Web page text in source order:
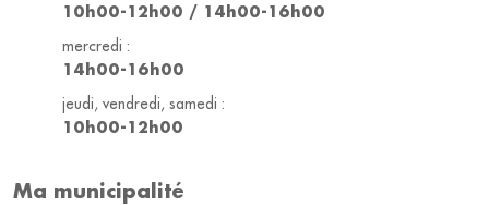
10h00-12h00 / 14h00-16h00
mercredi :
14h00-16h00
jeudi, vendredi, samedi :
10h00-12h00
Ma municipalité